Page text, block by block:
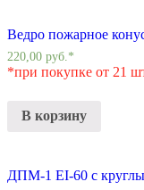
Ведро пожарное
220,00 руб. *
*при покупке от 21
В корзину
ДПМ-1 EI-60 с